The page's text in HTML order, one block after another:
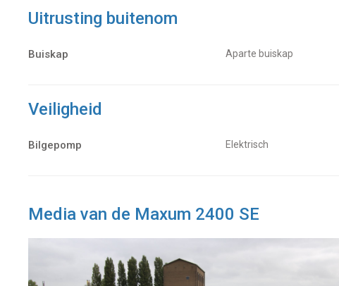
Uitrusting buitenom
Buiskap Aparte buiskap
Veiligheid
Bilgepomp Elektrisch
Media van de Maxum 2400 SE